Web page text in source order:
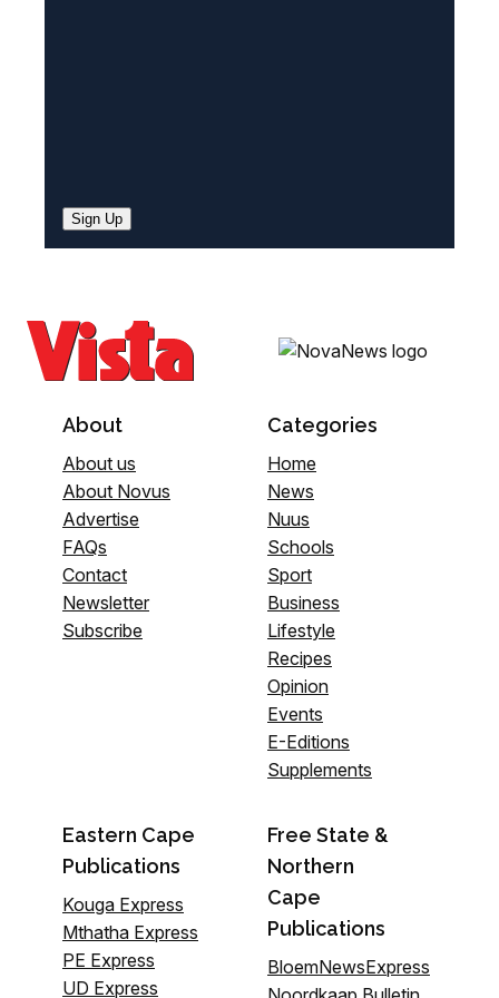
Sign Up
About
About us
About Novus
Advertise
FAQs
Contact
Newsletter
Subscribe
Categories
Home
News
Nuus
Schools
Sport
Business
Lifestyle
Recipes
Opinion
Events
E-Editions
Supplements
Eastern Cape
Publications
Kouga Express
Mthatha Express
PE Express
UD Express
Free State &
Northern
Cape
Publications
BloemNewsExpress